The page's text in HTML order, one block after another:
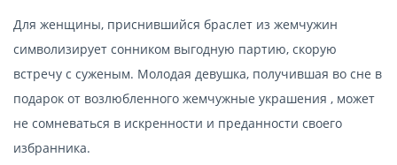
Для женщины, приснившийся браслет из жемчужин
символизирует сонником выгодную партию, скорую
встречу с суженым. Молодая девушка, получившая во сне в
подарок от возлюбленного жемчужные украшения , может
не сомневаться в искренности и преданности своего
избранника.